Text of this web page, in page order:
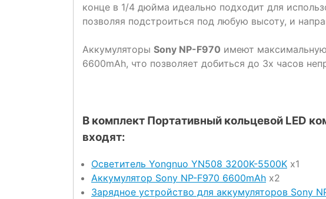
конце в 1/4 дюйма идеально подходит для
позволяя подстроиться под любую высоту, и
Аккумуляторы Sony NP-F970 имеют
6600mAh, что позволяет добиться до 3х часов
В комплект Портативный кольцевой LED
входят:
Осветитель Yongnuo YN508 3200K-5500K x1
Аккумулятор Sony NP-F970 6600mAh x2
Зарядное устройство для аккумуляторов Sony